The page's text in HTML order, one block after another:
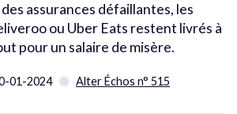
assurances défaillantes, les
ou Uber Eats restent livrés à
pour un salaire de misère.
01-2024 Alter Échos n° 515